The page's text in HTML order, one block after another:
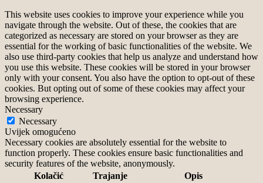
This website uses cookies to improve your experience while you
navigate through the website. Out of these, the cookies that are
categorized as necessary are stored on your browser as they are
essential for the working of basic functionalities of the website. We
also use third-party cookies that help us analyze and understand how
you use this website. These cookies will be stored in your browser
only with your consent. You also have the option to opt-out of these
cookies. But opting out of some of these cookies may affect your
browsing experience.
Necessary
Necessary
Uvijek omogućeno
Necessary cookies are absolutely essential for the website to
function properly. These cookies ensure basic functionalities and
security features of the website, anonymously.
Kolačić
Trajanje Opis